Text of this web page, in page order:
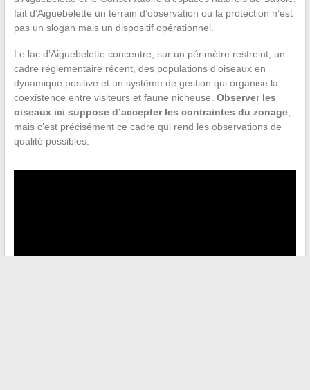
fait d’Aiguebelette un terrain d’observation où la protection n’est
pas un slogan mais un dispositif opérationnel.
Le lac d’Aiguebelette concentre, sur un périmètre restreint, un
cadre réglementaire récent, des populations d’oiseaux en
dynamique positive et un système de gestion qui organise la
coexistence entre visiteurs et faune nicheuse. Observer les
oiseaux ici suppose d’accepter les contraintes du zonage,
mais c’est précisément ce cadre qui rend les observations de
qualité possibles.